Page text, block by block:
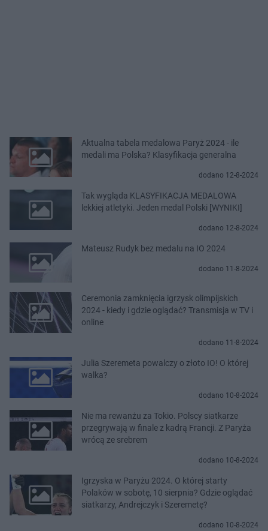
Aktualna tabela medalowa Paryż 2024 - ile
medali ma Polska? Klasyfikacja generalna
dodano 12-8-2024
Tak wygląda KLASYFIKACJA MEDALOWA
lekkiej atletyki. Jeden medal Polski [WYNIKI]
dodano 12-8-2024
Mateusz Rudyk bez medalu na IO 2024
dodano 11-8-2024
Ceremonia zamknięcia igrzysk olimpijskich
2024 - kiedy i gdzie oglądać? Transmisja w TV i
online
dodano 11-8-2024
Julia Szeremeta powalczy o złoto IO! O której
walka?
dodano 10-8-2024
Nie ma rewanżu za Tokio. Polscy siatkarze
przegrywają w finale z kadrą Francji. Z Paryża
wrócą ze srebrem
dodano 10-8-2024
Igrzyska w Paryżu 2024. O której starty
Polaków w sobotę, 10 sierpnia? Gdzie oglądać
siatkarzy, Andrejczyk i Szeremetę?
dodano 10-8-2024